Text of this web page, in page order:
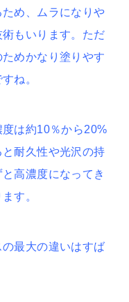
め、ムラになりや
もいります。ただ
めかなり塗りやす
ね。
は約10％から20%
耐久性や光沢の持
高濃度になってき
す。
最大の違いはすば